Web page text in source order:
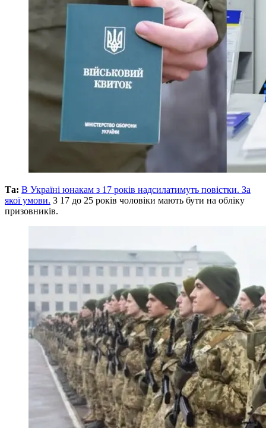
Та: В Україні юнакам з 17 років надсилатимуть повістки. За
якої умови. З 17 до 25 років чоловіки мають бути на обліку
призовників.